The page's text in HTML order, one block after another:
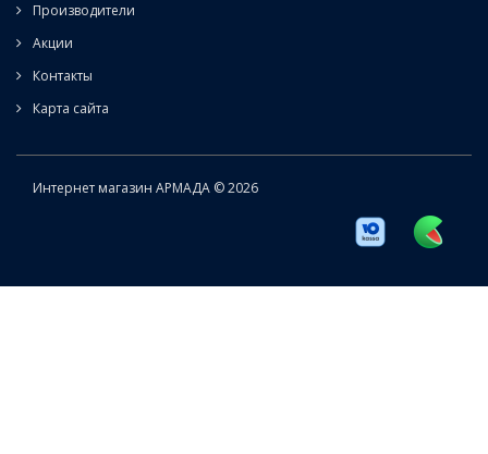
Производители
Акции
Контакты
Карта сайта
Интернет магазин АРМАДА © 2026